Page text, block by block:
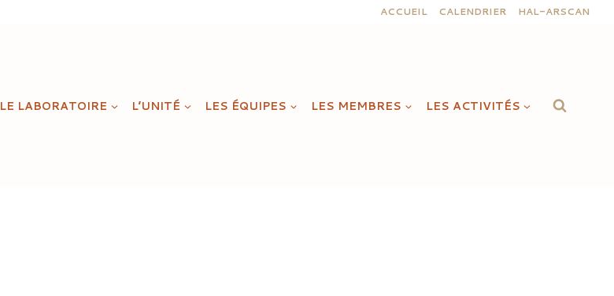
ACCUEIL CALENDRIER HAL-ARSCAN
LE LABORATOIRE L’UNITÉ LES ÉQUIPES LES MEMBRES LES ACTIVITÉS